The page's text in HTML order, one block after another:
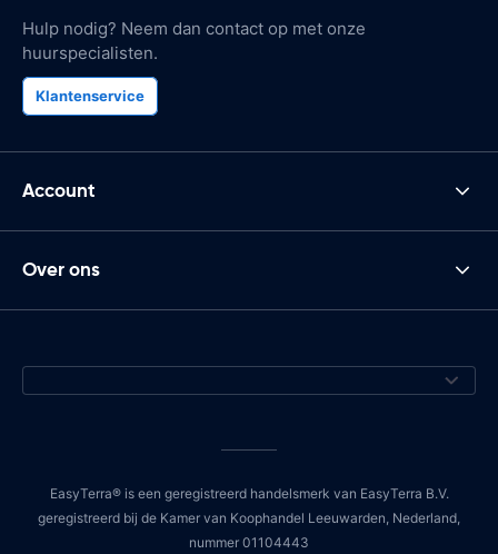
Hulp nodig? Neem dan contact op met onze
huurspecialisten.
Klantenservice
Account
Over ons
EasyTerra® is een geregistreerd handelsmerk van EasyTerra B.V.
geregistreerd bij de Kamer van Koophandel Leeuwarden, Nederland,
nummer 01104443